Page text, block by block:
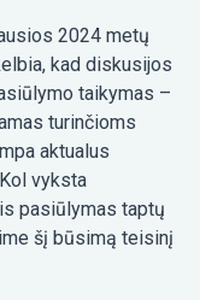
2024 metų
kad diskusijos
taikymas –
turinčioms
aktualus
vyksta
pasiūlymas taptų
šį būsimą teisinį